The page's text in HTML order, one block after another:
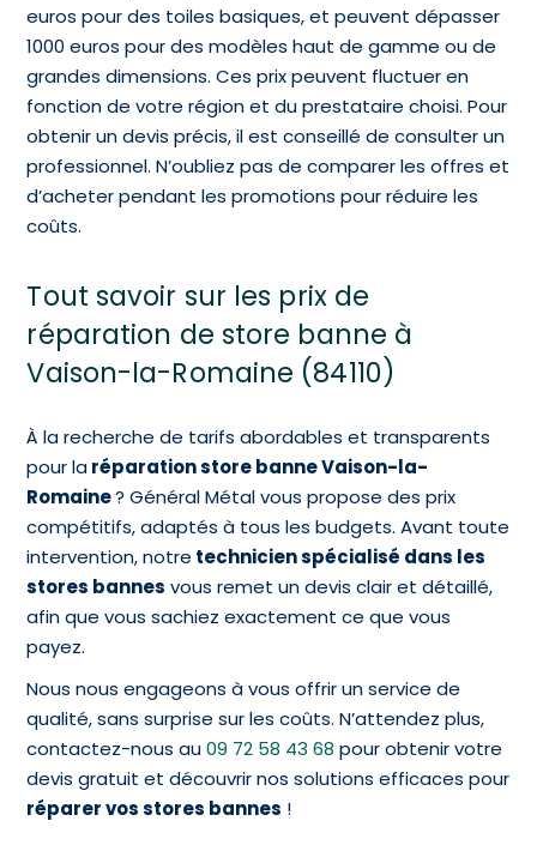
euros pour des toiles basiques, et peuvent dépasser
1000 euros pour des modèles haut de gamme ou de
grandes dimensions. Ces prix peuvent fluctuer en
fonction de votre région et du prestataire choisi. Pour
obtenir un devis précis, il est conseillé de consulter un
professionnel. N’oubliez pas de comparer les offres et
d’acheter pendant les promotions pour réduire les
coûts.
Tout savoir sur les prix de
réparation de store banne à
Vaison-la-Romaine (84110)
À la recherche de tarifs abordables et transparents
pour laréparation store banne Vaison-la-
Romaine? Général Métal vous propose des prix
compétitifs, adaptés à tous les budgets. Avant toute
intervention, notre technicien spécialisé dans les
stores bannes vous remet un devis clair et détaillé,
afin que vous sachiez exactement ce que vous
payez.
Nous nous engageons à vous offrir un service de
qualité, sans surprise sur les coûts. N’attendez plus,
contactez-nous au09 72 58 43 68 pour obtenir votre
devis gratuit et découvrir nos solutions efficaces pour
réparer vos stores bannes !